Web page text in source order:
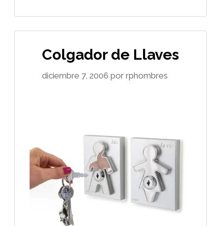
Colgador de Llaves
diciembre 7, 2006 por rphombres